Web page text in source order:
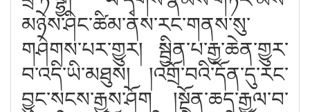
མཉེས་ཤིང་ཚིམ་ནས་རང་གནས་སུ་
གཤེགས་པར་གྱུར། སྦྱིན་པ་རྒྱ་ཆེན་གྱུར་
བ་འདི་ཡི་མཐུས། །འགྲོ་བའི་དོན་དུ་རང་
བྱུང་སངས་རྒྱས་ཤོག །སྔོན་ཆད་རྒྱལ་བ་